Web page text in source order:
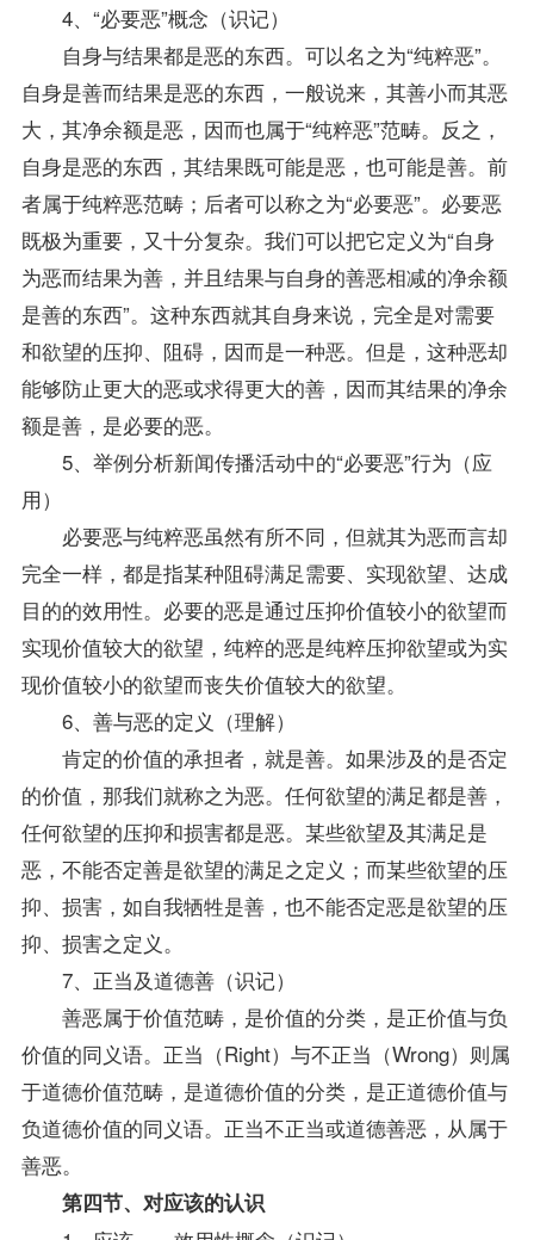
4、“必要恶”概念（识记）
自身与结果都是恶的东西。可以名之为“纯粹恶”。
自身是善而结果是恶的东西，一般说来，其善小而其恶
大，其净余额是恶，因而也属于“纯粹恶”范畴。反之，
自身是恶的东西，其结果既可能是恶，也可能是善。前
者属于纯粹恶范畴；后者可以称之为“必要恶”。必要恶
既极为重要，又十分复杂。我们可以把它定义为“自身
为恶而结果为善，并且结果与自身的善恶相减的净余额
是善的东西”。这种东西就其自身来说，完全是对需要
和欲望的压抑、阻碍，因而是一种恶。但是，这种恶却
能够防止更大的恶或求得更大的善，因而其结果的净余
额是善，是必要的恶。
5、举例分析新闻传播活动中的“必要恶”行为（应
用）
必要恶与纯粹恶虽然有所不同，但就其为恶而言却
完全一样，都是指某种阻碍满足需要、实现欲望、达成
目的的效用性。必要的恶是通过压抑价值较小的欲望而
实现价值较大的欲望，纯粹的恶是纯粹压抑欲望或为实
现价值较小的欲望而丧失价值较大的欲望。
6、善与恶的定义（理解）
肯定的价值的承担者，就是善。如果涉及的是否定
的价值，那我们就称之为恶。任何欲望的满足都是善，
任何欲望的压抑和损害都是恶。某些欲望及其满足是
恶，不能否定善是欲望的满足之定义；而某些欲望的压
抑、损害，如自我牺牲是善，也不能否定恶是欲望的压
抑、损害之定义。
7、正当及道德善（识记）
善恶属于价值范畴，是价值的分类，是正价值与负
价值的同义语。正当（Right）与不正当（Wrong）则属
于道德价值范畴，是道德价值的分类，是正道德价值与
负道德价值的同义语。正当不正当或道德善恶，从属于
善恶。
第四节、对应该的认识